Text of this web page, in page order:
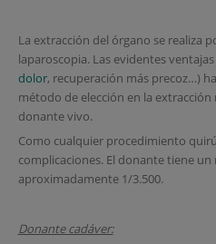
La extracción del órgano se realiza
laparoscopia. Las evidentes
dolor, recuperación más precoz…)
método de elección en la
donante vivo.
Como cualquier procedimiento
complicaciones. El donante tiene
aproximadamente 1/3.500.
Donante cadáver: